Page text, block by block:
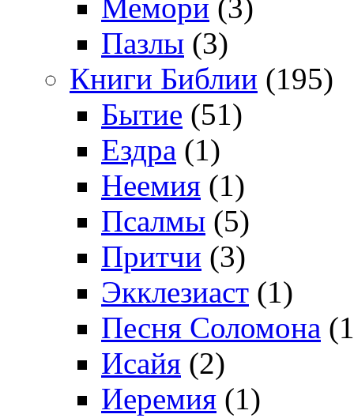
Мемори (3)
Пазлы (3)
Книги Библии (195)
Бытие (51)
Ездра (1)
Неемия (1)
Псалмы (5)
Притчи (3)
Экклезиаст (1)
Песня Соломона
Исайя (2)
Иеремия (1)